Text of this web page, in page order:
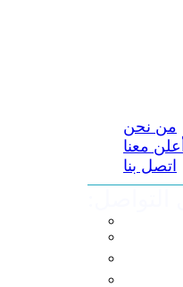
من نحن
أعلن معنا
اتصل بنا